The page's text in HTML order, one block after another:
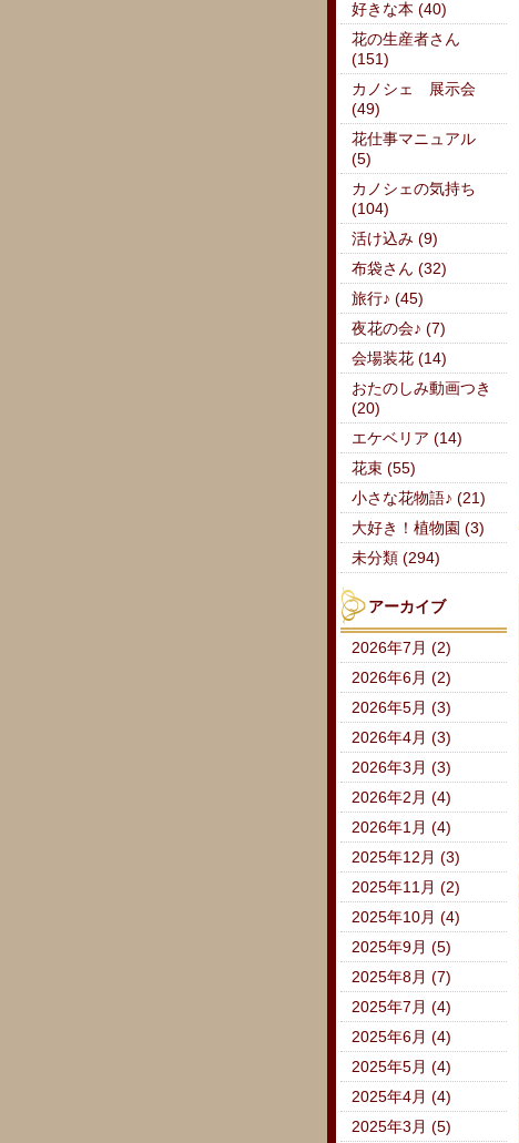
好きな本 (40)
花の生産者さん
(151)
カノシェ 展示会
(49)
花仕事マニュアル
(5)
カノシェの気持ち
(104)
活け込み (9)
布袋さん (32)
旅行♪ (45)
夜花の会♪ (7)
会場装花 (14)
おたのしみ動画つき
(20)
エケベリア (14)
花束 (55)
小さな花物語♪ (21)
大好き！植物園 (3)
未分類 (294)
アーカイブ
2026年7月 (2)
2026年6月 (2)
2026年5月 (3)
2026年4月 (3)
2026年3月 (3)
2026年2月 (4)
2026年1月 (4)
2025年12月 (3)
2025年11月 (2)
2025年10月 (4)
2025年9月 (5)
2025年8月 (7)
2025年7月 (4)
2025年6月 (4)
2025年5月 (4)
2025年4月 (4)
2025年3月 (5)